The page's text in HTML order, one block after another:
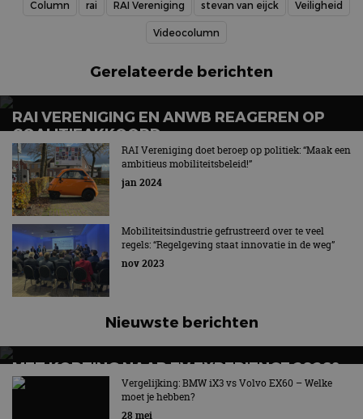
Column rai RAI Vereniging stevan van eijck Veiligheid
Videocolumn
Gerelateerde berichten
RAI VERENIGING EN ANWB REAGEREN OP
COALITIEAKKOORD
Mobiliteit: betaalbaar, veilig en duurzaam
RAI Vereniging doet beroep op politiek: “Maak een
ambitieus mobiliteitsbeleid!”
jan 2024
Mobiliteitsindustrie gefrustreerd over te veel
regels: “Regelgeving staat innovatie in de weg”
nov 2023
Nieuwste berichten
MET KORTING NAAR EV EXPERIENCE 2026?
AUTORAI REGELT HET!
EV Experience 2026 van 24 tot 26 september
Vergelijking: BMW iX3 vs Volvo EX60 – Welke
moet je hebben?
28 mei